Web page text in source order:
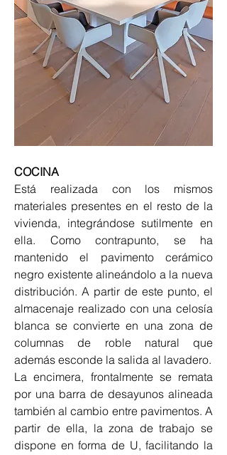
COCINA
Está realizada con los mismos
materiales presentes en el resto de la
vivienda, integrándose sutilmente en
ella. Como contrapunto, se ha
mantenido el pavimento cerámico
negro existente alineándolo a la nueva
distribución. A partir de este punto, el
almacenaje realizado con una celosía
blanca se convierte en una zona de
columnas de roble natural que
además esconde la salida al lavadero.
La encimera, frontalmente se remata
por una barra de desayunos alineada
también al cambio entre pavimentos. A
partir de ella, la zona de trabajo se
dispone en forma de U, facilitando la